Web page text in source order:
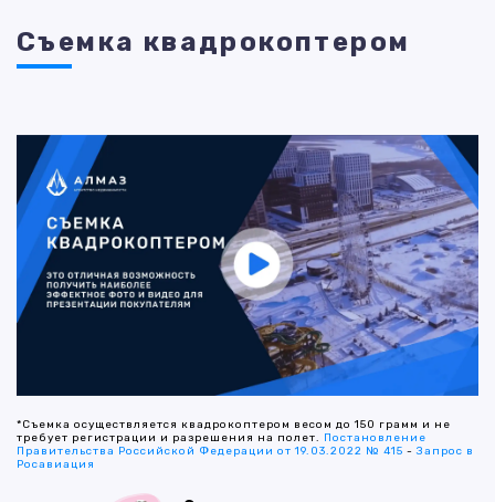
Съемка квадрокоптером
*Съемка осуществляется квадрокоптером весом до 150 грамм и не
требует регистрации и разрешения на полет. Постановление
Правительства Российской Федерации от 19.03.2022 № 415 -Запрос в
Росавиация